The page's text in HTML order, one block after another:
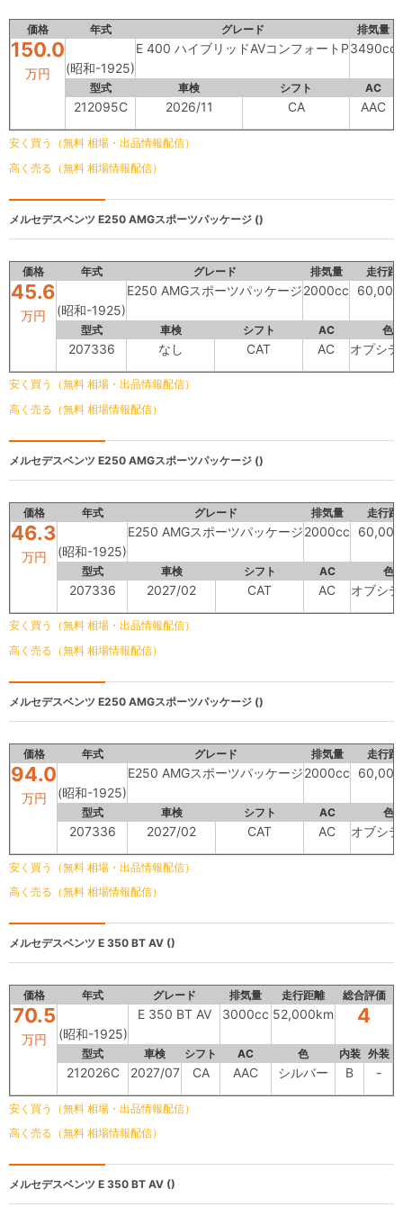
価格 年式 グレード 排気量
150.0
万円 (昭和-1925)
E 400 ハイブリッドAVコンフォートP3490cc
型式 車検 シフト AC
212095C 2026/11 CA AAC
安く買う（無料 相場・出品情報配信）
高く売る（無料 相場情報配信）
メルセデスベンツ E250 AMGスポーツパッケージ ()
価格 年式 グレード 排気量 走行距
45.6
万円 (昭和-1925)
E250 AMGスポーツパッケージ2000cc
型式 車検 シフト AC 色
207336 なし CAT AC オプシ
安く買う（無料 相場・出品情報配信）
高く売る（無料 相場情報配信）
メルセデスベンツ E250 AMGスポーツパッケージ ()
価格 年式 グレード 排気量 走行距
46.3
万円 (昭和-1925)
E250 AMGスポーツパッケージ2000cc
型式 車検 シフト AC 色
207336 2027/02 CAT AC オブシ
安く買う（無料 相場・出品情報配信）
高く売る（無料 相場情報配信）
メルセデスベンツ E250 AMGスポーツパッケージ ()
価格 年式 グレード 排気量 走行距
94.0
万円 (昭和-1925)
E250 AMGスポーツパッケージ2000cc
型式 車検 シフト AC 色
207336 2027/02 CAT AC オブシ
安く買う（無料 相場・出品情報配信）
高く売る（無料 相場情報配信）
メルセデスベンツ E 350 BT AV ()
価格 年式 グレード 排気量 走行距離 総合評価
70.5
万円 (昭和-1925)
E 350 BT AV 3000cc 52,000km 4
型式 車検 シフト AC 色 内装 外装
212026C 2027/07 CA AAC シルバー B -
安く買う（無料 相場・出品情報配信）
高く売る（無料 相場情報配信）
メルセデスベンツ E 350 BT AV ()